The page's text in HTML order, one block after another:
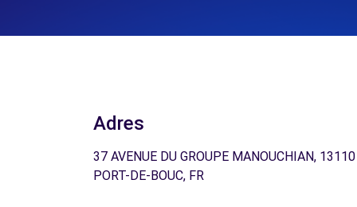
Adres
37 AVENUE DU GROUPE MANOUCHIAN, 13110
PORT-DE-BOUC, FR